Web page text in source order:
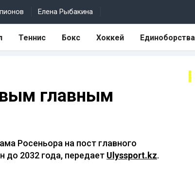
Елена Рыбакина
Теннис Бокс Хоккей Единоборства
главным
Росеньора на пост главного
до 2032 года, передает Ulyssport.kz.